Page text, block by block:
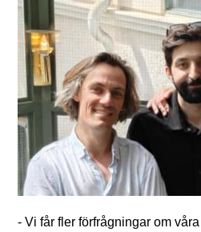
- Vi får fler förfrågningar om